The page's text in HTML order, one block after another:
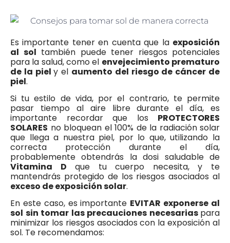
Es importante tener en cuenta que la exposición
al sol también puede tener riesgos potenciales
para la salud, como el envejecimiento prematuro
de la piely el aumento del riesgo de cáncer de
piel.
Si tu estilo de vida, por el contrario, te permite
pasar tiempo al aire libre durante el día, es
importante recordar que los PROTECTORES
SOLARES no bloquean el 100% de la radiación solar
que llega a nuestra piel, por lo que, utilizando la
correcta protección durante el día,
probablemente obtendrás la dosi saludable de
Vitamina D que tu cuerpo necesita, y te
mantendrás protegido de los riesgos asociados al
exceso de exposición solar.
En este caso, es importante EVITAR exponerse al
sol sin tomar las precauciones necesarias para
minimizar los riesgos asociados con la exposición al
sol. Te recomendamos: